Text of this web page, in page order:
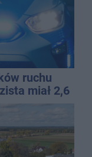
ruchu
miał 2,6